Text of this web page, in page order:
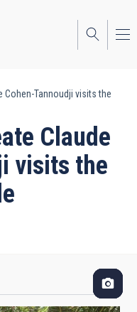
Cohen-Tannoudji visits the
Claude
visits the